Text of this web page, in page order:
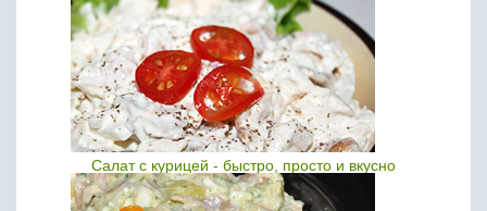
Салат с курицей - быстро, просто и вкусно